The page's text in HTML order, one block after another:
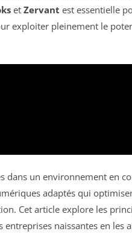
et Zervant est essentielle
exploiter pleinement le
dans un environnement en
adaptés qui
Cet article explore les
naissantes en les